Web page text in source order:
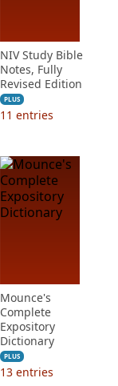
NIV Study Bible
Notes, Fully
Revised Edition
PLUS
11 entries
Mounce's
Complete
Expository
Dictionary
PLUS
13 entries